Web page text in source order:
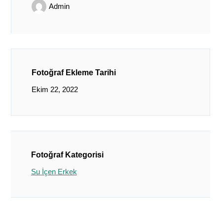
Admin
Fotoğraf Ekleme Tarihi
Ekim 22, 2022
Fotoğraf Kategorisi
Su İçen Erkek